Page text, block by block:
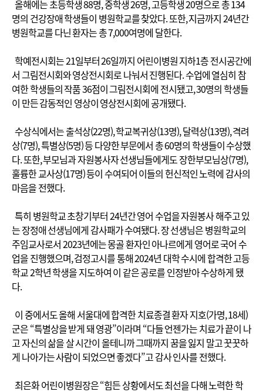
올해에는 초등학생 88명, 중학생 26명, 고등학생 20명으로 총 134
명의 건강장애 학생들이 병원학교를 찾았다. 또한, 지금까지 24년간
병원학교를 다닌 환자는 총 7,000여명에 달한다.
학예전시회는 21일부터 26일까지 어린이병원 지하1층 전시공간에
서 그림전시회와 영상전시회로 나눠서 진행된다. 수업에 열심히 참
여한 학생들의 작품 36점이 그림전시회에 전시됐고, 30명의 학생들
이 만든 감동적인 영상이 영상전시회에 공개됐다.
수상식에서는 출석상(22명), 학교복귀상(13명), 달력상(13명), 격려
상(7명), 특별상(5명) 등 다양한 부문에서 총 60명의 학생들이 수상했
다. 또한, 부모님과 자원봉사자 선생님들에게도 장한부모님상(7명),
훌륭한 교사상(17명) 등이 수여되어 이들의 헌신적인 노력에 감사의
마음을 전했다.
특히 병원학교 초창기부터 24년간 영어 수업을 자원봉사 해주고 있
는 장정애 선생님에게 감사패가 수여됐다. 장 선생님은 병원학교의
주임교사로서 2023년에는 몽골 환자인 아나르에게 영어로 국어 수
업을 진행했으며, 검정고시를 통해 2024년 대학 수시에 합격한 고등
학교 2학년 학생을 지도하여 이 같은 공로를 인정받아 수상하게 됐
다.
이 중에서도 올해 서울대에 합격한 치료종결 환자 지호(가명, 18세)
군은 “특별상을 받게 돼 영광”이라며 “다들 언젠가는 치료가 끝이 나
고 자신의 삶을 살 시간이 올테니까 그때까지 꿈을 잃지 말고 꿋꿋하
게 나아가는 사람이 되었으면 좋겠다”고 감사 인사를 전했다.
최은화 어린이병원장은 “힘든 상황에서도 최선을 다해 노력한 학